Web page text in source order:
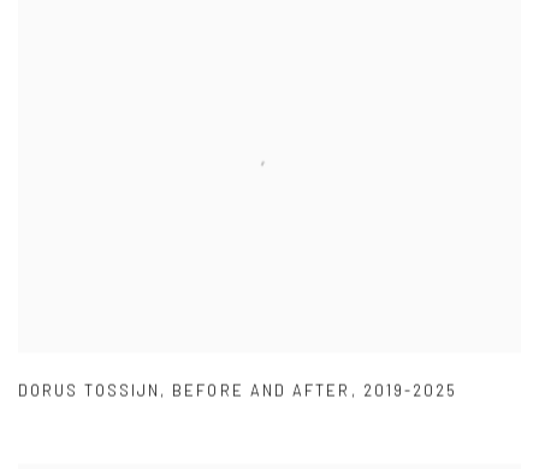
DORUS TOSSIJN , BEFORE AND AFTER , 2019-2025